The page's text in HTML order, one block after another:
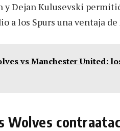
Dejan Kulusevski
a los Spurs una ventaja
vs Manchester United:
Wolves